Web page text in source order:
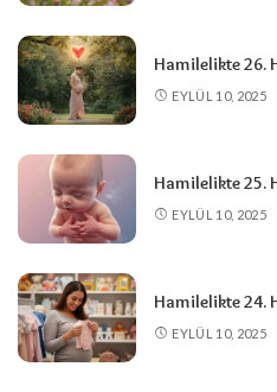
Hamilelikte 26.
EYLÜL 10, 2025
Hamilelikte 25.
EYLÜL 10, 2025
Hamilelikte 24.
EYLÜL 10, 2025